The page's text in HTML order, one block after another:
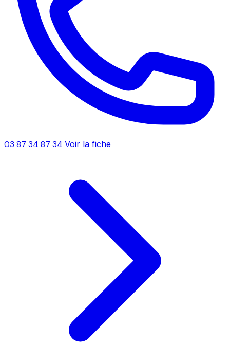
03 87 34 87 34 Voir la fiche